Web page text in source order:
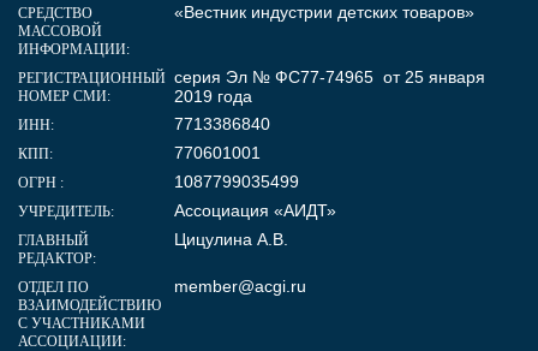
СРЕДСТВО
МАССОВОЙ
ИНФОРМАЦИИ:
«Вестник индустрии детских товаров»
РЕГИСТРАЦИОННЫЙ
НОМЕР СМИ:
серия Эл № ФС77-74965 от 25 января
2019 года
ИНН: 7713386840
КПП: 770601001
ОГРН : 1087799035499
УЧРЕДИТЕЛЬ: Ассоциация «АИДТ»
ГЛАВНЫЙ
РЕДАКТОР:
Цицулина А.В.
ОТДЕЛ ПО
ВЗАИМОДЕЙСТВИЮ
С УЧАСТНИКАМИ
АССОЦИАЦИИ:
member@acgi.ru